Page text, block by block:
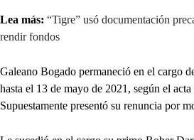
Lea más: “Tigre” usó documentación
rendir fondos
Galeano Bogado permaneció en el cargo
hasta el 13 de mayo de 2021, según el acta
Supuestamente presentó su renuncia por